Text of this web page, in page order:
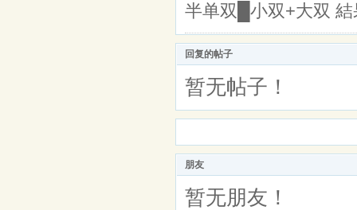
半单双█小双+大双
回复的帖子
暂无帖子！
朋友
暂无朋友！